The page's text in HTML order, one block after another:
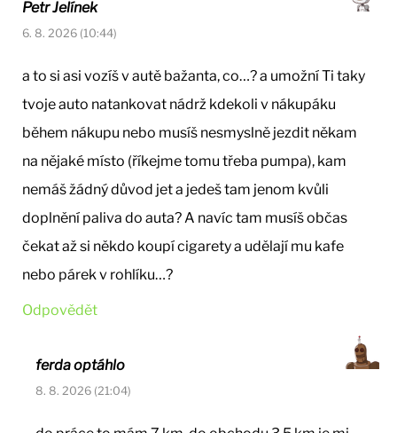
Petr Jelínek
6. 8. 2026 (10:44)
a to si asi vozíš v autě bažanta, co…? a umožní Ti taky
tvoje auto natankovat nádrž kdekoli v nákupáku
během nákupu nebo musíš nesmyslně jezdit někam
na nějaké místo (říkejme tomu třeba pumpa), kam
nemáš žádný důvod jet a jedeš tam jenom kvůli
doplnění paliva do auta? A navíc tam musíš občas
čekat až si někdo koupí cigarety a udělají mu kafe
nebo párek v rohlíku…?
Odpovědět
ferda optáhlo
8. 8. 2026 (21:04)